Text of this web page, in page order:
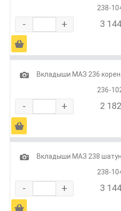
238-
- + 3
Ä
1
Вкладыши МАЗ 236
236-
- + 2
Ä
1
Вкладыши МАЗ 238
238-
- + 3
Ä